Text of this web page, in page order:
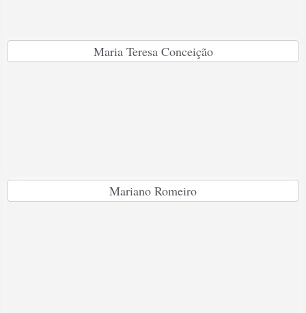
Maria Teresa Conceição
Mariano Romeiro